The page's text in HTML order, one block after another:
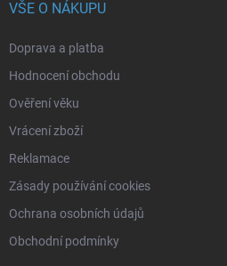
VŠE O NÁKUPU
Doprava a platba
Hodnocení obchodu
Ověření věku
Vrácení zboží
Reklamace
Zásady používání cookies
Ochrana osobních údajů
Obchodní podmínky